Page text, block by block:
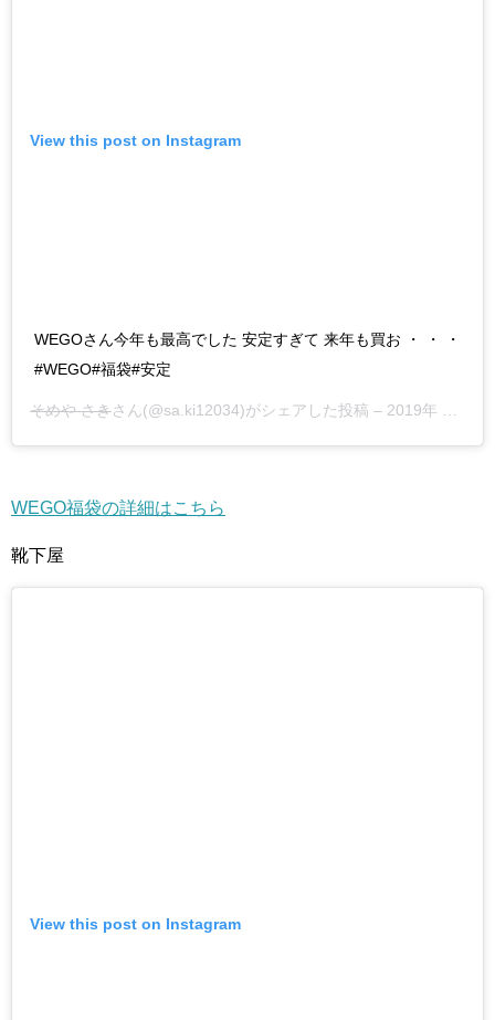
View this post on Instagram
WEGOさん今年も最高でした 安定すぎて 来年も買お ・ ・ ・
#WEGO#福袋#安定
そめや さきさん(@sa.ki12034)がシェアした投稿 – 2019年 1月月1日午前2時40分PST
WEGO福袋の詳細はこちら
靴下屋
View this post on Instagram